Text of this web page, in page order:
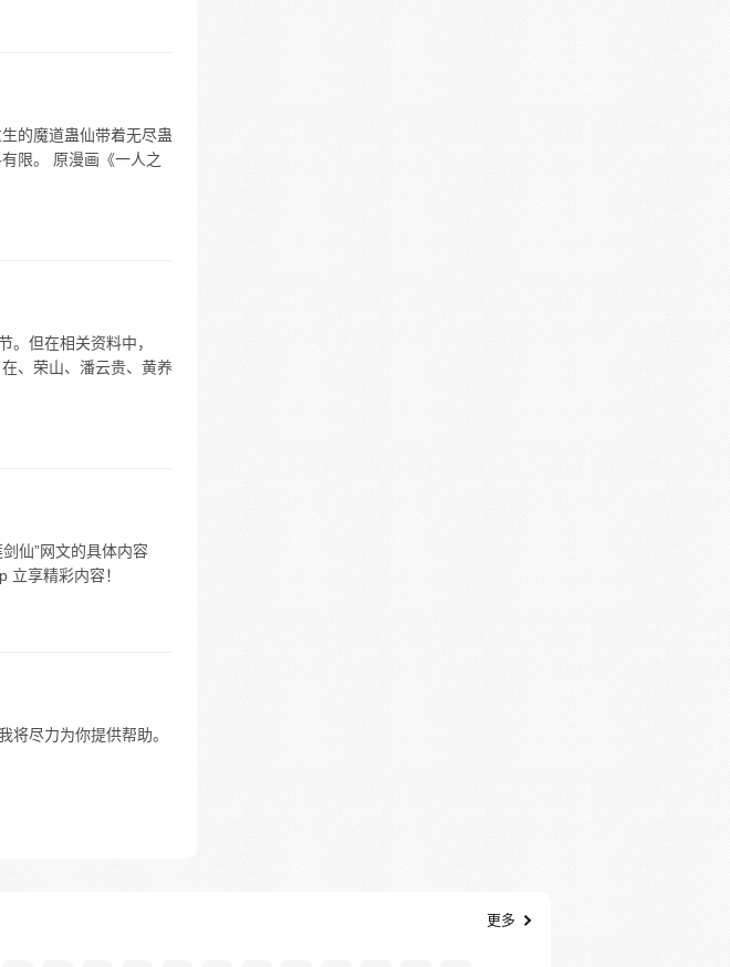
的魔道蛊仙带着无尽蛊
限。 原漫画《一人之
。但在相关资料中，
、荣山、潘云贵、黄养
仙”网文的具体内容
享精彩内容！
将尽力为你提供帮助。
更多